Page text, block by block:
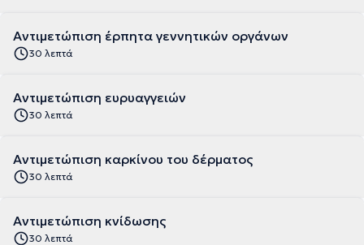
Αντιμετώπιση έρπητα γεννητικών οργάνων
30 λεπτά
Αντιμετώπιση ευρυαγγειών
30 λεπτά
Αντιμετώπιση καρκίνου του δέρματος
30 λεπτά
Αντιμετώπιση κνίδωσης
30 λεπτά